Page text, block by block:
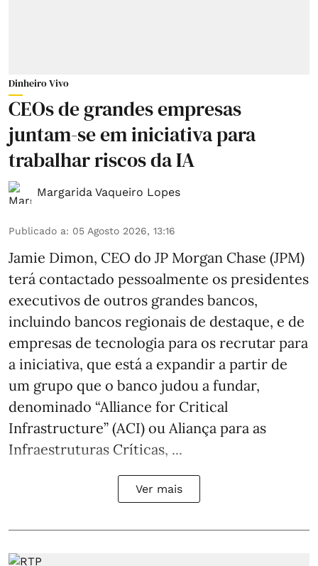
Dinheiro Vivo
CEOs de grandes empresas
juntam-se em iniciativa para
trabalhar riscos da IA
Margarida Vaqueiro Lopes
Publicado a: 05 Agosto 2026, 13:16
Jamie Dimon, CEO do JP Morgan Chase (JPM)
terá contactado pessoalmente os presidentes
executivos de outros grandes bancos,
incluindo bancos regionais de destaque, e de
empresas de tecnologia para os recrutar para
a iniciativa, que está a expandir a partir de
um grupo que o banco judou a fundar,
denominado “Alliance for Critical
Infrastructure” (ACI) ou Aliança para as
Infraestruturas Críticas, ...
Ver mais